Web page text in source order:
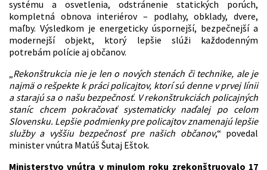
systému a osvetlenia, odstránenie statických porúch,
kompletná obnova interiérov – podlahy, obklady, dvere,
maľby. Výsledkom je energeticky úspornejší, bezpečnejší a
modernejší objekt, ktorý lepšie slúži každodenným
potrebám polície aj občanov.
„Rekonštrukcia nie je len o nových stenách či technike, ale je
najmä o rešpekte k práci policajtov, ktorí sú denne v prvej línii
a starajú sa o našu bezpečnosť. V rekonštrukciách policajných
staníc chcem pokračovať systematicky naďalej po celom
Slovensku. Lepšie podmienky pre policajtov znamenajú lepšie
služby a vyššiu bezpečnosť pre našich občanov,“ povedal
minister vnútra Matúš Šutaj Eštok.
Ministerstvo vnútra v minulom roku zrekonštruovalo 17